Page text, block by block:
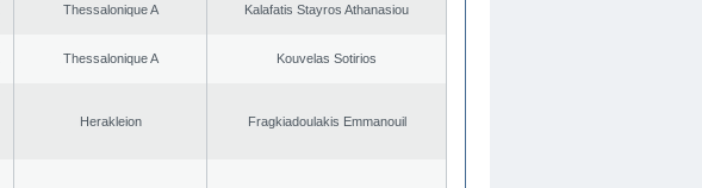
Thessalonique A Kalafatis Stayros Athanasiou
Thessalonique A Kouvelas Sotirios
Herakleion Fragkiadoulakis Emmanouil